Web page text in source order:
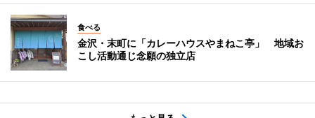
食べる
金沢・末町に「カレーハウスやまねこ亭」 地域お
こし活動通じ念願の独立店